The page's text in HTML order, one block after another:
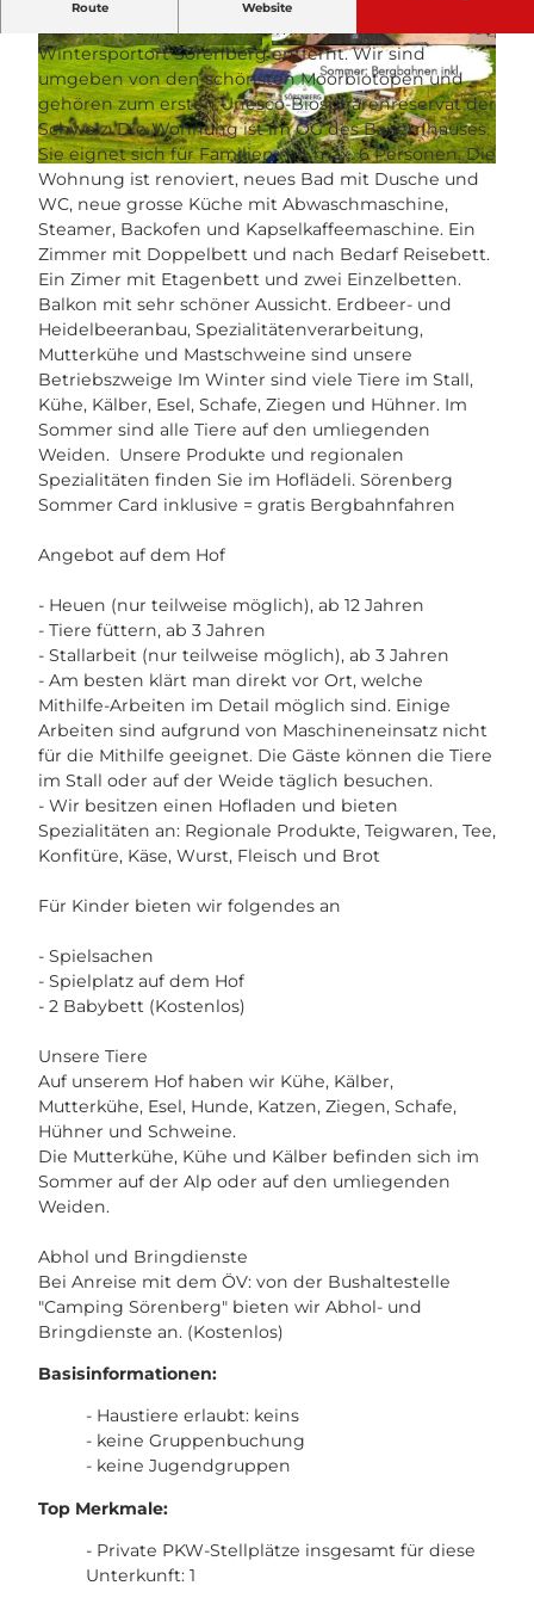
© swisshotel
© swisshotel © swisshotel
Route Website
Schrattenfluh, 2 km vom Sommer- und
Wintersportort Sörenberg entfernt. Wir sind
umgeben von den schönsten Moorbiotopen und
gehören zum ersten Unesco-Biosphärenreservat der
Schweiz. Die Wohnung ist im OG des Bauernhauses.
Sie eignet sich für Familien mit max. 6 Personen. Die
Wohnung ist renoviert, neues Bad mit Dusche und
WC, neue grosse Küche mit Abwaschmaschine,
Steamer, Backofen und Kapselkaffeemaschine. Ein
Zimmer mit Doppelbett und nach Bedarf Reisebett.
Ein Zimer mit Etagenbett und zwei Einzelbetten.
Balkon mit sehr schöner Aussicht. Erdbeer- und
Heidelbeeranbau, Spezialitätenverarbeitung,
Mutterkühe und Mastschweine sind unsere
Betriebszweige Im Winter sind viele Tiere im Stall,
Kühe, Kälber, Esel, Schafe, Ziegen und Hühner. Im
Sommer sind alle Tiere auf den umliegenden
Weiden. Unsere Produkte und regionalen
Spezialitäten finden Sie im Hoflädeli. Sörenberg
Sommer Card inklusive = gratis Bergbahnfahren
Angebot auf dem Hof
- Heuen (nur teilweise möglich), ab 12 Jahren
- Tiere füttern, ab 3 Jahren
- Stallarbeit (nur teilweise möglich), ab 3 Jahren
- Am besten klärt man direkt vor Ort, welche
Mithilfe-Arbeiten im Detail möglich sind. Einige
Arbeiten sind aufgrund von Maschineneinsatz nicht
für die Mithilfe geeignet. Die Gäste können die Tiere
im Stall oder auf der Weide täglich besuchen.
- Wir besitzen einen Hofladen und bieten
Spezialitäten an: Regionale Produkte, Teigwaren, Tee,
Konfitüre, Käse, Wurst, Fleisch und Brot
Für Kinder bieten wir folgendes an
- Spielsachen
- Spielplatz auf dem Hof
- 2 Babybett (Kostenlos)
Unsere Tiere
Auf unserem Hof haben wir Kühe, Kälber,
Mutterkühe, Esel, Hunde, Katzen, Ziegen, Schafe,
Hühner und Schweine.
Die Mutterkühe, Kühe und Kälber befinden sich im
Sommer auf der Alp oder auf den umliegenden
Weiden.
Abhol und Bringdienste
Bei Anreise mit dem ÖV: von der Bushaltestelle
"Camping Sörenberg" bieten wir Abhol- und
Bringdienste an. (Kostenlos)
Basisinformationen:
- Haustiere erlaubt: keins
- keine Gruppenbuchung
- keine Jugendgruppen
Top Merkmale:
- Private PKW-Stellplätze insgesamt für diese
Unterkunft: 1